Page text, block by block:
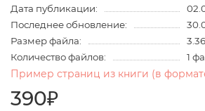
Дата публикации:
Последнее обновление:
Размер файла:
Количество файлов:
1
Пример страниц из книги (в
390₽